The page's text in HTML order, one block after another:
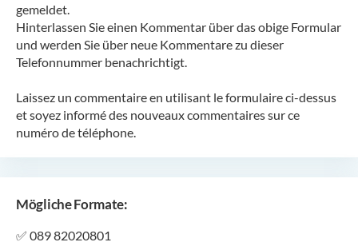
gemeldet.
Hinterlassen Sie einen Kommentar über das obige Formular
und werden Sie über neue Kommentare zu dieser
Telefonnummer benachrichtigt.
Laissez un commentaire en utilisant le formulaire ci-dessus
et soyez informé des nouveaux commentaires sur ce
numéro de téléphone.
Mögliche Formate:
✅ 089 82020801